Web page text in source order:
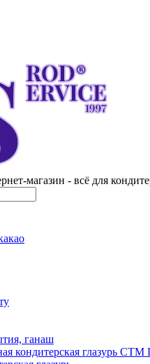
магазин - всё для
ганаш
кондитерская глазурь СТМ